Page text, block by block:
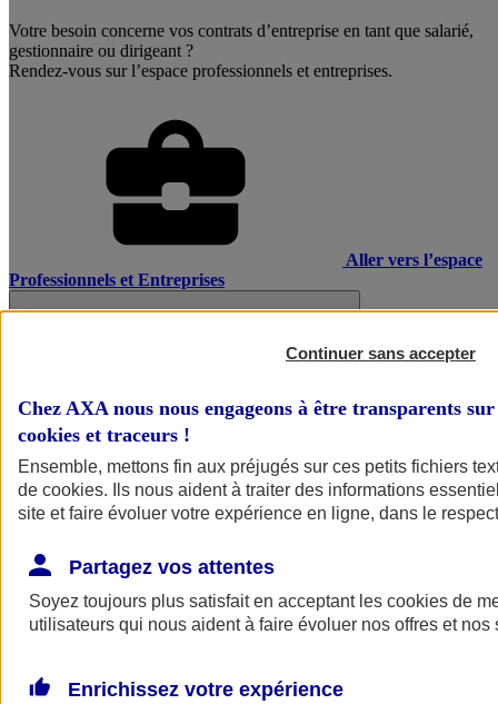
Votre besoin concerne vos contrats d’entreprise en tant que salarié,
gestionnaire ou dirigeant ?
Rendez-vous sur l’espace professionnels et entreprises.
Aller vers l’espace
Professionnels et Entreprises
Continuer sans accepter
Chez AXA nous nous engageons à être transparents
cookies et traceurs !
Ensemble, mettons fin aux préjugés sur ces petits fichiers
de cookies. Ils nous aident à traiter des informations
site et faire évoluer votre expérience en ligne, dans le
Partagez vos attentes
Soyez toujours plus satisfait en acceptant les cookies de
utilisateurs qui nous aident à faire évoluer nos offres et nos
Enrichissez votre expérience